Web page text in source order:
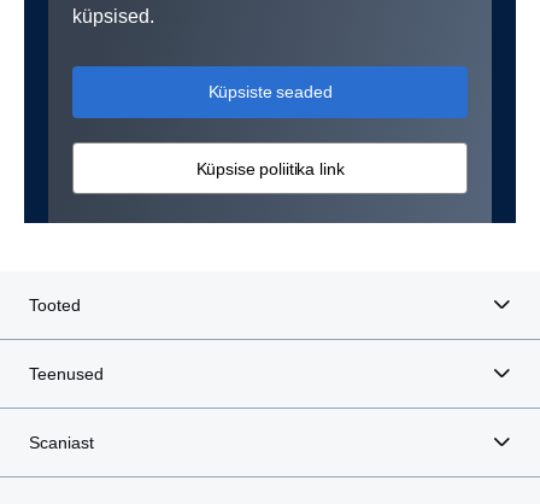
küpsised.
Küpsiste seaded
Küpsise poliitika link
Tooted
Teenused
Scaniast